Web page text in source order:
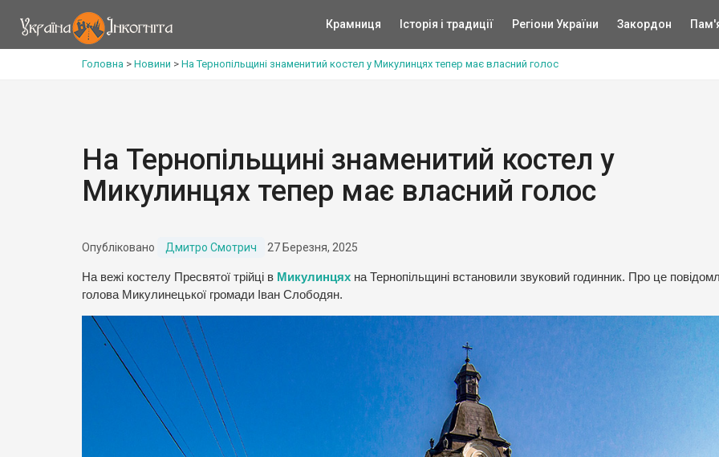
Крамниця Історія і традиції Регіони України Закордон
Головна > Новини > На Тернопільщині знаменитий костел у Микулинцях тепер має власний голос
На Тернопільщині знаменитий костел у
Микулинцях тепер має власний голос
Опубліковано Дмитро Смотрич 27 Березня, 2025
На вежі костелу Пресвятої трійці в Микулинцях на Тернопільщині встановили звуковий годинник. Про це
голова Микулинецької громади Іван Слободян.